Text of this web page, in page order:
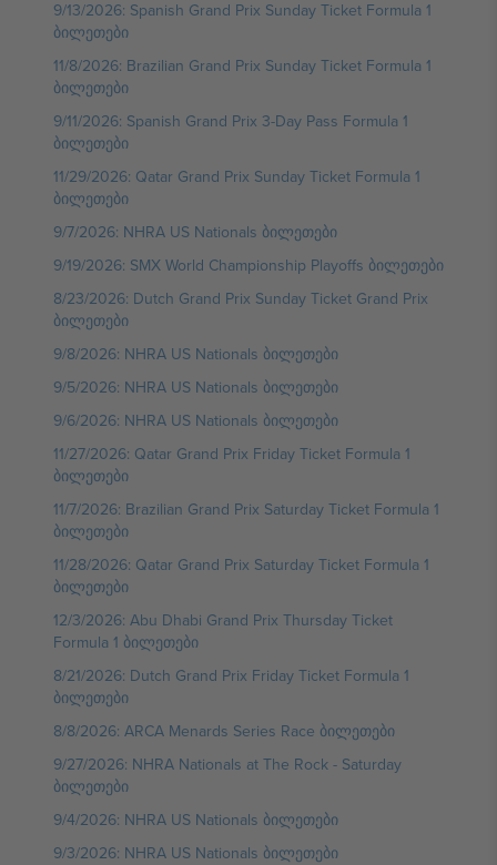
9/13/2026: Spanish Grand Prix Sunday Ticket Formula 1
ბილეთები
11/8/2026: Brazilian Grand Prix Sunday Ticket Formula 1
ბილეთები
9/11/2026: Spanish Grand Prix 3-Day Pass Formula 1
ბილეთები
11/29/2026: Qatar Grand Prix Sunday Ticket Formula 1
ბილეთები
9/7/2026: NHRA US Nationals ბილეთები
9/19/2026: SMX World Championship Playoffs ბილეთები
8/23/2026: Dutch Grand Prix Sunday Ticket Grand Prix
ბილეთები
9/8/2026: NHRA US Nationals ბილეთები
9/5/2026: NHRA US Nationals ბილეთები
9/6/2026: NHRA US Nationals ბილეთები
11/27/2026: Qatar Grand Prix Friday Ticket Formula 1
ბილეთები
11/7/2026: Brazilian Grand Prix Saturday Ticket Formula 1
ბილეთები
11/28/2026: Qatar Grand Prix Saturday Ticket Formula 1
ბილეთები
12/3/2026: Abu Dhabi Grand Prix Thursday Ticket
Formula 1 ბილეთები
8/21/2026: Dutch Grand Prix Friday Ticket Formula 1
ბილეთები
8/8/2026: ARCA Menards Series Race ბილეთები
9/27/2026: NHRA Nationals at The Rock - Saturday
ბილეთები
9/4/2026: NHRA US Nationals ბილეთები
9/3/2026: NHRA US Nationals ბილეთები